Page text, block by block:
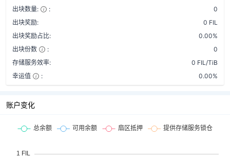
出块数量:
:
0
出块奖励:
0 FIL
出块奖励占比:
0.00%
出块份数
:
0
存储服务效率:
0 FIL/TiB
幸运值
: 0.00%
账户变化